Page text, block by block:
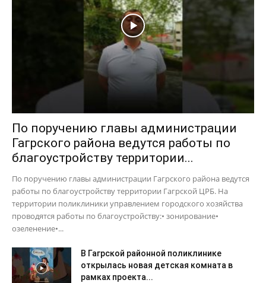
По поручению главы администрации
Гагрского района ведутся работы по
благоустройству территории...
По поручению главы администрации Гагрского района ведутся
работы по благоустройству территории Гагрской ЦРБ. На
территории поликлиники управлением городского хозяйства
проводятся работы по благоустройству:• зонирование•
озеленение•...
В Гагрской районной поликлинике
открылась новая детская комната в
рамках проекта...